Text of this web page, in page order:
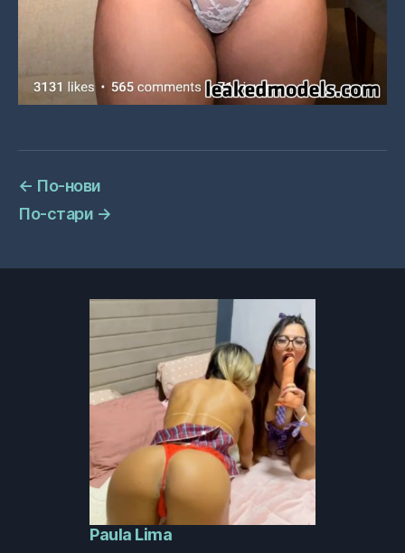
← По-нови
По-стари →
Paula Lima